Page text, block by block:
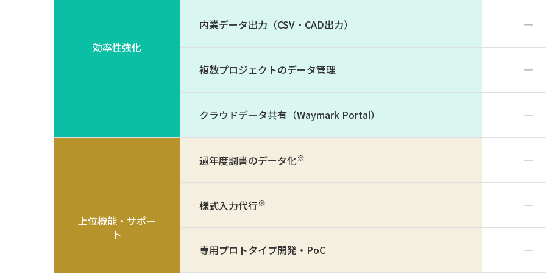
効率性強化
内業データ出力（CSV・CAD出力） ―
複数プロジェクトのデータ管理 ―
クラウドデータ共有（Waymark Portal） ―
上位機能・サポー
ト
過年度調書のデータ化※ ―
様式入力代行※ ―
専用プロトタイプ開発・PoC ―